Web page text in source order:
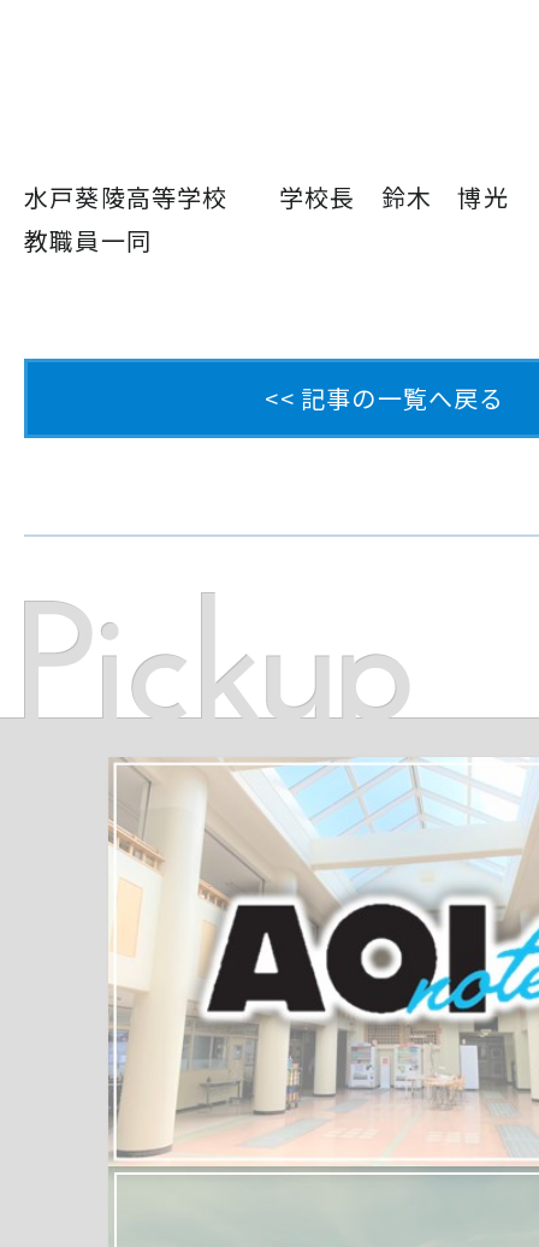
水戸葵陵高等学校 学校長 鈴木 博光
教職員一同
<< 記事の一覧へ戻る